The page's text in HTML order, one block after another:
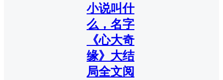
小说叫什
么，名字
《心大奇
缘》大结
局全文阅